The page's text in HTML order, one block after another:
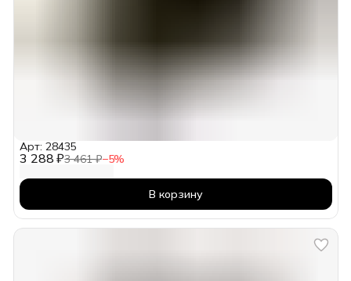
3 288 ₽3 461 ₽−5%
Арт: 28435
В корзину